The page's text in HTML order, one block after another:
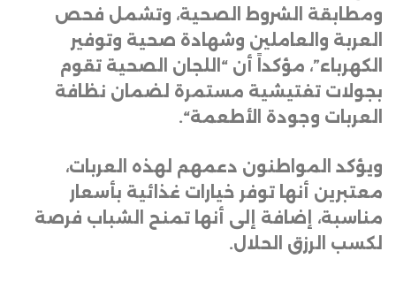
ومطابقة الشروط الصحية، وتشمل فحص
العربة والعاملين وشهادة صحية وتوفير
الكهرباء”، مؤكداً أن “اللجان الصحية تقوم
بجولات تفتيشية مستمرة لضمان نظافة
العربات وجودة الأطعمة“.
ويؤكد المواطنون دعمهم لهذه العربات،
معتبرين أنها توفر خيارات غذائية بأسعار
مناسبة، إضافة إلى أنها تمنح الشباب فرصة
لكسب الرزق الحلال.